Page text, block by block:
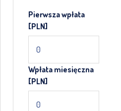
Pierwsza wpłata
[PLN]
Wpłata miesięczna
[PLN]